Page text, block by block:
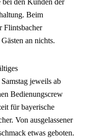
den Kunden der
Beim
Flintsbacher
an nichts.
jeweils ab
Bedienungscrew
für bayerische
Von ausgelassener
etwas geboten.